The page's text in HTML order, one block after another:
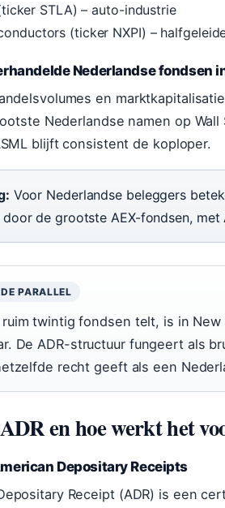
STLA) – auto-industrie
(ticker NXPI) –
Nederlandse fondsen
en
Nederlandse namen op Wall
blijft consistent de koploper.
Voor Nederlandse beleggers
de grootste AEX-fondsen, met
PARALLEL
ruim twintig fondsen telt, is in
De ADR-structuur fungeert als
recht geeft als een
en hoe werkt het
Depositary Receipts
Receipt (ADR) is een